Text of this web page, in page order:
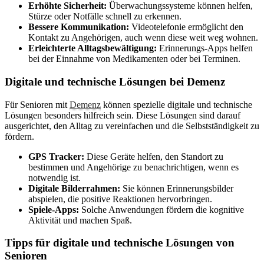
Erhöhte Sicherheit: Überwachungssysteme können helfen,
Stürze oder Notfälle schnell zu erkennen.
Bessere Kommunikation: Videotelefonie ermöglicht den
Kontakt zu Angehörigen, auch wenn diese weit weg wohnen.
Erleichterte Alltagsbewältigung: Erinnerungs-Apps helfen
bei der Einnahme von Medikamenten oder bei Terminen.
Digitale und technische Lösungen bei Demenz
Für Senioren mit Demenz können spezielle digitale und technische
Lösungen besonders hilfreich sein. Diese Lösungen sind darauf
ausgerichtet, den Alltag zu vereinfachen und die Selbstständigkeit zu
fördern.
GPS Tracker: Diese Geräte helfen, den Standort zu
bestimmen und Angehörige zu benachrichtigen, wenn es
notwendig ist.
Digitale Bilderrahmen: Sie können Erinnerungsbilder
abspielen, die positive Reaktionen hervorbringen.
Spiele-Apps: Solche Anwendungen fördern die kognitive
Aktivität und machen Spaß.
Tipps für digitale und technische Lösungen von
Senioren